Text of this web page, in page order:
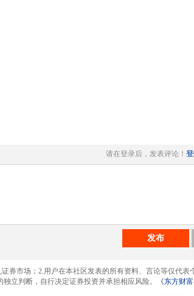
请在登录后，发表评论！
发布
券市场；2.用户在本社区发表的所有资料、言论等仅代表
立判断，自行决定证券投资并承担相应风险。
《东方财